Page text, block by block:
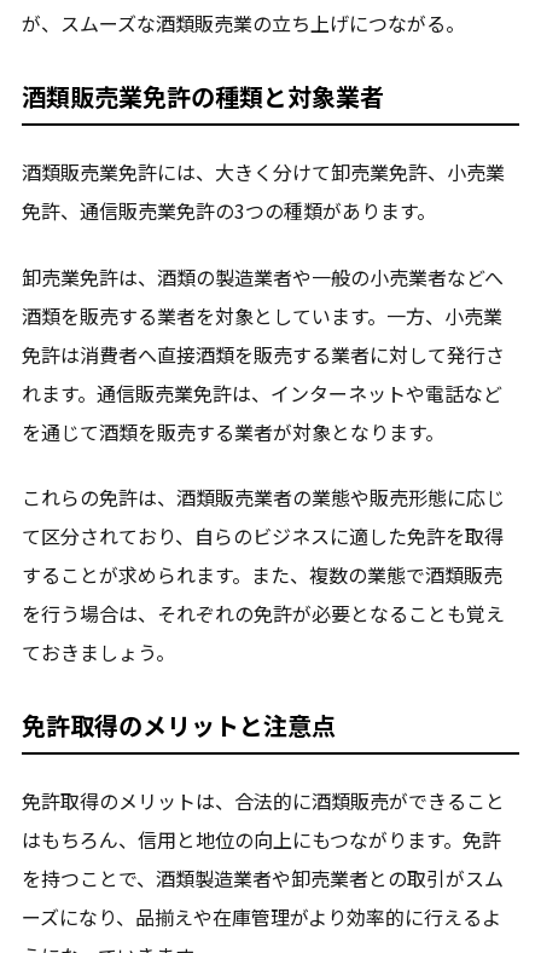
が、スムーズな酒類販売業の立ち上げにつながる。
酒類販売業免許の種類と対象業者
酒類販売業免許には、大きく分けて卸売業免許、小売業
免許、通信販売業免許の3つの種類があります。
卸売業免許は、酒類の製造業者や一般の小売業者などへ
酒類を販売する業者を対象としています。一方、小売業
免許は消費者へ直接酒類を販売する業者に対して発行さ
れます。通信販売業免許は、インターネットや電話など
を通じて酒類を販売する業者が対象となります。
これらの免許は、酒類販売業者の業態や販売形態に応じ
て区分されており、自らのビジネスに適した免許を取得
することが求められます。また、複数の業態で酒類販売
を行う場合は、それぞれの免許が必要となることも覚え
ておきましょう。
免許取得のメリットと注意点
免許取得のメリットは、合法的に酒類販売ができること
はもちろん、信用と地位の向上にもつながります。免許
を持つことで、酒類製造業者や卸売業者との取引がスム
ーズになり、品揃えや在庫管理がより効率的に行えるよ